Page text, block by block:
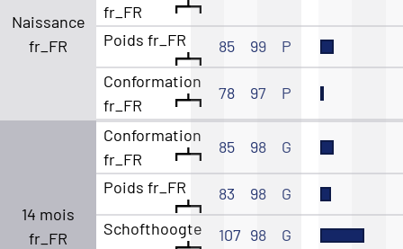
Naissance
fr_FR
fr_FR
Poids fr_FR 85 99
P
Conformation
fr_FR
78 97 P
14 mois
fr_FR
Conformation
fr_FR
85 98 G
Poids fr_FR 83 98
G
Schofthoogte
107 98
G